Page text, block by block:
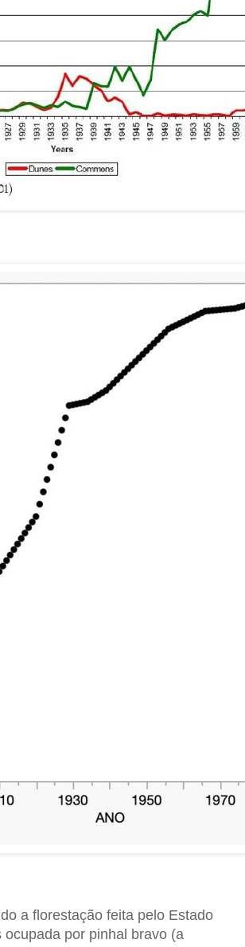
a florestação feita pelo Estado
por pinhal bravo (a